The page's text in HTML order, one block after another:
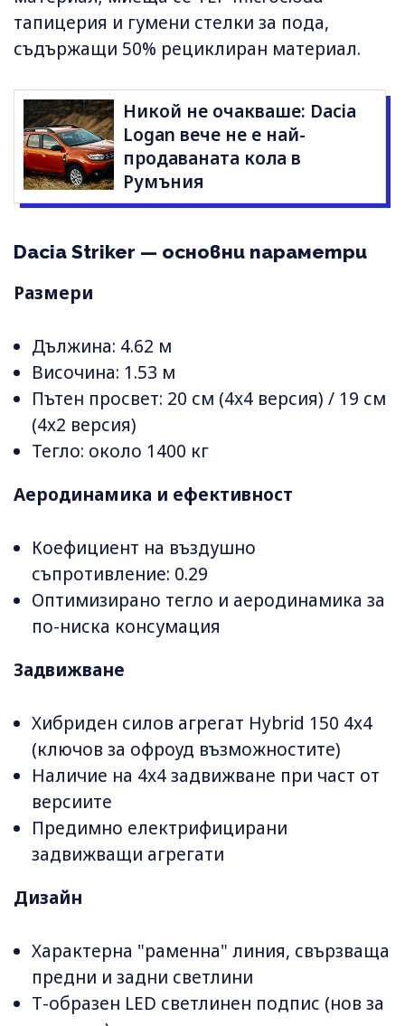
тапицерия и гумени стелки за пода,
съдържащи 50% рециклиран материал.
Никой не очакваше: Dacia
Logan вече не е най-
продаваната кола в
Румъния
Dacia Striker — основни параметри
Размери
Дължина: 4.62 м
Височина: 1.53 м
Пътен просвет: 20 см (4x4 версия) / 19 см
(4x2 версия)
Тегло: около 1400 кг
Аеродинамика и ефективност
Коефициент на въздушно
съпротивление: 0.29
Оптимизирано тегло и аеродинамика за
по-ниска консумация
Задвижване
Хибриден силов агрегат Hybrid 150 4x4
(ключов за офроуд възможностите)
Наличие на 4x4 задвижване при част от
версиите
Предимно електрифицирани
задвижващи агрегати
Дизайн
Характерна "раменна" линия, свързваща
предни и задни светлини
Т-образен LED светлинен подпис (нов за